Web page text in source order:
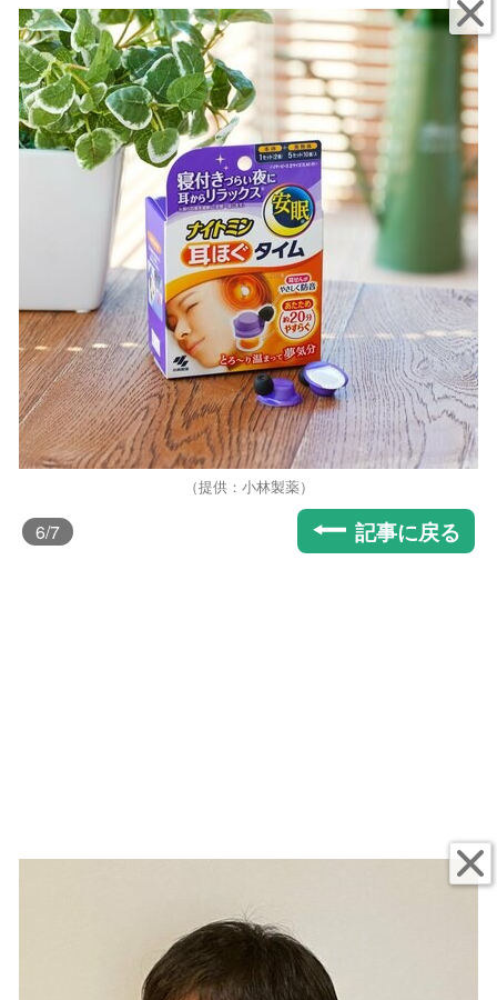
（提供：小林製薬）
6/7 記事に戻る